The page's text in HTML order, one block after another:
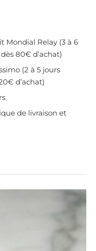
Mondial Relay (3 à 6
80€ d’achat)
(2 à 5 jours
d’achat)
de livraison et